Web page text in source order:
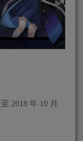
2018 年 10 月